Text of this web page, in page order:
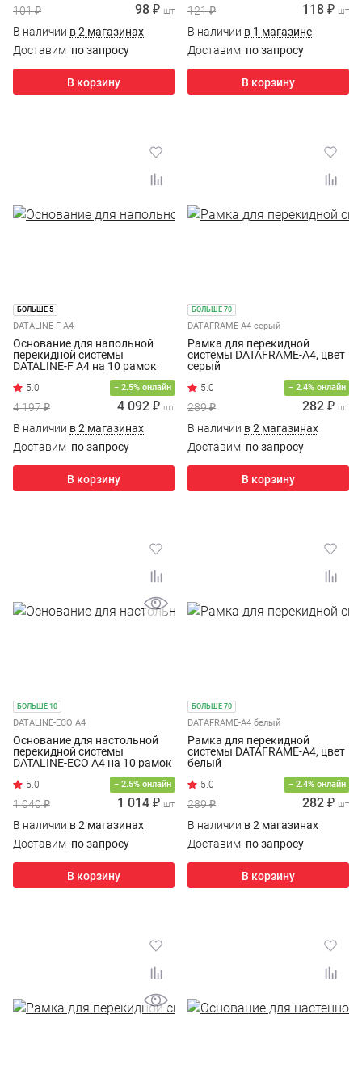
101 ₽ 98 ₽ шт
В наличии в 2 магазинах
Доставим по запросу
В корзину
121 ₽ 118 ₽ шт
В наличии в 1 магазине
Доставим по запросу
В корзину
БОЛЬШЕ 5
DATALINE-F A4
Основание для напольной
перекидной системы
DATALINE-F A4 на 10 рамок
− 2.5% онлайн
4 197 ₽ 4 092 ₽ шт
В наличии в 2 магазинах
Доставим по запросу
В корзину
БОЛЬШЕ 70
DATAFRAME-A4 серый
Рамка для перекидной
системы DATAFRAME-A4, цвет
серый
− 2.4% онлайн
289 ₽ 282 ₽ шт
В наличии в 2 магазинах
Доставим по запросу
В корзину
БОЛЬШЕ 10
DATALINE-ECO A4
Основание для настольной
перекидной системы
DATALINE-ECO A4 на 10 рамок
− 2.5% онлайн
1 040 ₽ 1 014 ₽ шт
В наличии в 2 магазинах
Доставим по запросу
В корзину
БОЛЬШЕ 70
DATAFRAME-A4 белый
Рамка для перекидной
системы DATAFRAME-A4, цвет
белый
− 2.4% онлайн
289 ₽ 282 ₽ шт
В наличии в 2 магазинах
Доставим по запросу
В корзину